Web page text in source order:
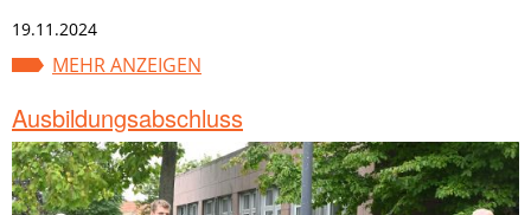
19.11.2024
MEHR ANZEIGEN
Ausbildungsabschluss